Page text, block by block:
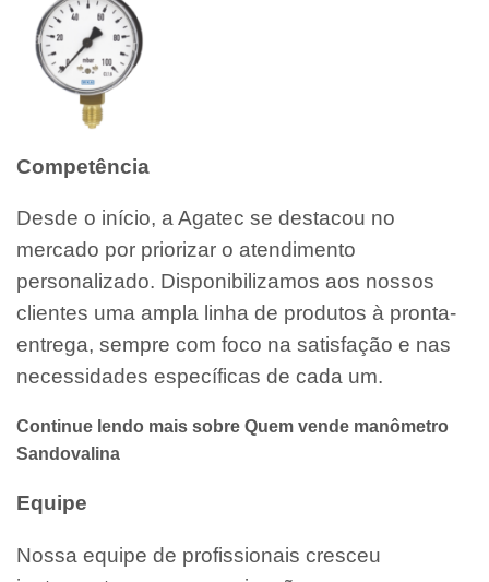
Competência
Desde o início, a Agatec se destacou no
mercado por priorizar o atendimento
personalizado. Disponibilizamos aos nossos
clientes uma ampla linha de produtos à pronta-
entrega, sempre com foco na satisfação e nas
necessidades específicas de cada um.
Continue lendo mais sobre Quem vende manômetro
Sandovalina
Equipe
Nossa equipe de profissionais cresceu